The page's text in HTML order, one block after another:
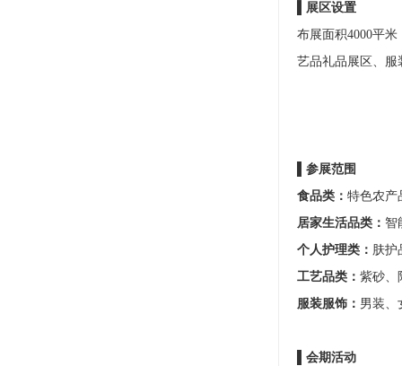
▌展区设置
布展面积4000平
艺品礼品展区、服
▌参展范围
食品类： 特色农产
居家生活品类： 智
个人护理类： 肤护
工艺品类： 紫砂、
服装服饰： 男装、
▌会期活动